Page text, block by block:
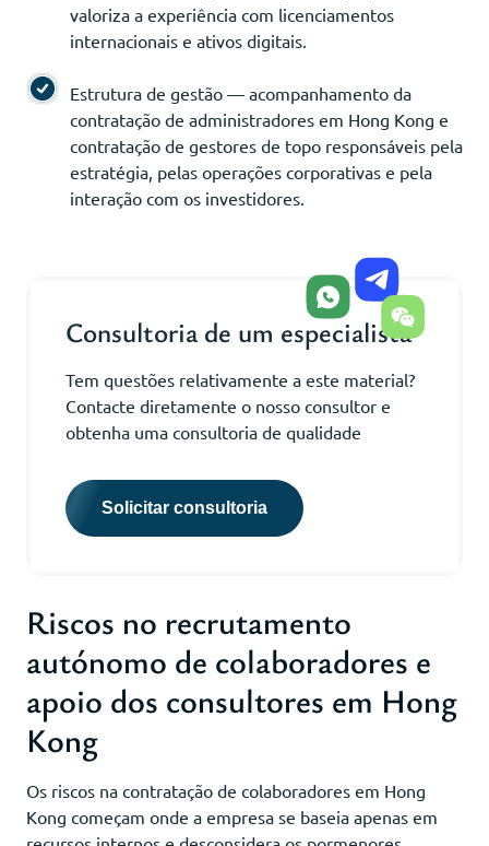
valoriza a experiência com licenciamentos
internacionais e ativos digitais.
Estrutura de gestão — acompanhamento da
contratação de administradores em Hong Kong e
contratação de gestores de topo responsáveis pela
estratégia, pelas operações corporativas e pela
interação com os investidores.
Consultoria de um especialista
Tem questões relativamente a este material?
Contacte diretamente o nosso consultor e
obtenha uma consultoria de qualidade
Solicitar consultoria
Riscos no recrutamento
autónomo de colaboradores e
apoio dos consultores em Hong
Kong
Os riscos na contratação de colaboradores em Hong
Kong começam onde a empresa se baseia apenas em